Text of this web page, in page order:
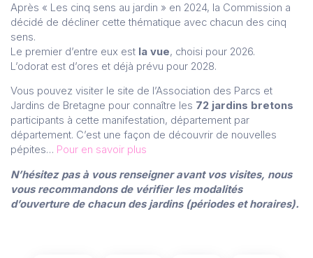
Après « Les cinq sens au jardin » en 2024, la Commission a
décidé de décliner cette thématique avec chacun des cinq
sens.
Le premier d’entre eux est la vue, choisi pour 2026.
L’odorat est d’ores et déjà prévu pour 2028.
Vous pouvez visiter le site de l’Association des Parcs et
Jardins de Bretagne pour connaître les 72 jardins bretons
participants à cette manifestation, département par
département. C’est une façon de découvrir de nouvelles
pépites… Pour en savoir plus
N’hésitez pas à vous renseigner avant vos visites, nous
vous recommandons de vérifier les modalités
d’ouverture de chacun des jardins (périodes et horaires).